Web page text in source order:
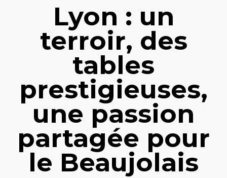
Lyon : un
terroir, des
tables
prestigieuses,
une passion
partagée pour
le Beaujolais